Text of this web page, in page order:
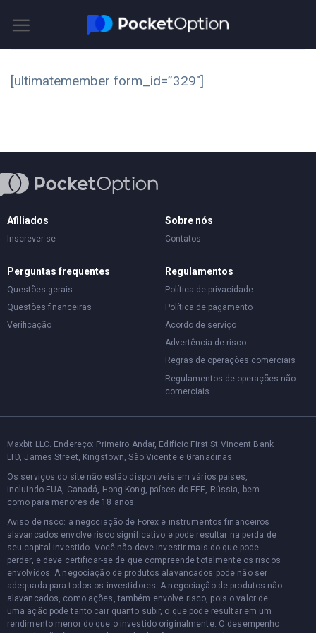
content
[ultimatemember form_id=”329″]
Afiliados
Inscrever-se
Sobre nós
Contatos
Perguntas frequentes
Questões gerais
Questões financeiras
Verificação
Regulamentos
Política de privacidade
Política de pagamento
Acordo de serviço
Advertência de risco
Regras de operações comerciais
Regulamentos de operações não-
comerciais
Maxbit LLC. Endereço: Primeiro Andar, Edifício First St Vincent Bank
LTD, James Street, Kingstown, São Vicente e Granadinas.
Os serviços do site não estão disponíveis em vários países,
incluindo EUA, Canadá, Hong Kong, países do EEE, Rússia, bem
como para menores de 18 anos.
Aviso de risco: a negociação de Forex e instrumentos financeiros
alavancados envolve risco significativo e pode resultar na perda de
seu capital investido. Você não deve investir mais do que pode
perder, e deve certificar-se de que compreende totalmente os riscos
envolvidos. A negociação de produtos alavancados pode não ser
adequada para todos os investidores. A negociação de produtos não
alavancados, como ações, também envolve risco, pois o valor de
uma ação pode tanto cair quanto subir, o que pode resultar em um
rendimento menor do que o investido originalmente. O desempenho